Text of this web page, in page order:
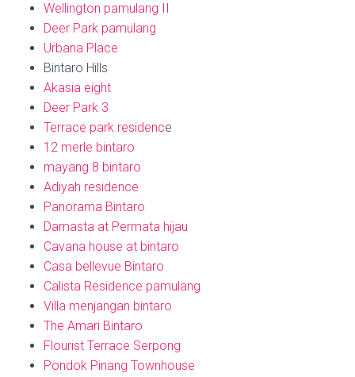
Wellington pamulang II
Deer Park pamulang
Urbana Place
Bintaro Hills
Akasia eight
Deer Park 3
Terrace park residence
12 merle bintaro
mayang 8 bintaro
Adiyah residence
Panorama Bintaro
Damasta at Permata hijau
Cavana house at bintaro
Casa bellevue Bintaro
Calista Residence pamulang
Villa menjangan bintaro
The Amari Bintaro
Flourist Terrace Serpong
Pondok Pinang Townhouse